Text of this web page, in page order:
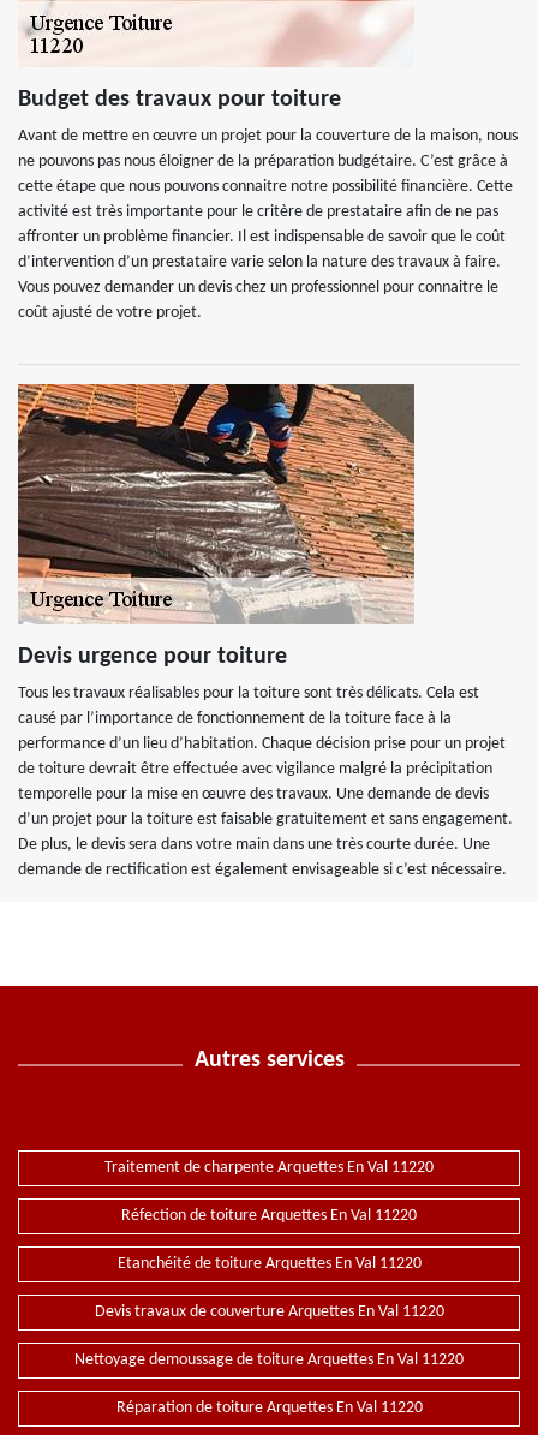
Budget des travaux pour toiture
Avant de mettre en œuvre un projet pour la couverture de la maison, nous
ne pouvons pas nous éloigner de la préparation budgétaire. C’est grâce à
cette étape que nous pouvons connaitre notre possibilité financière. Cette
activité est très importante pour le critère de prestataire afin de ne pas
affronter un problème financier. Il est indispensable de savoir que le coût
d’intervention d’un prestataire varie selon la nature des travaux à faire.
Vous pouvez demander un devis chez un professionnel pour connaitre le
coût ajusté de votre projet.
Devis urgence pour toiture
Tous les travaux réalisables pour la toiture sont très délicats. Cela est
causé par l’importance de fonctionnement de la toiture face à la
performance d’un lieu d’habitation. Chaque décision prise pour un projet
de toiture devrait être effectuée avec vigilance malgré la précipitation
temporelle pour la mise en œuvre des travaux. Une demande de devis
d’un projet pour la toiture est faisable gratuitement et sans engagement.
De plus, le devis sera dans votre main dans une très courte durée. Une
demande de rectification est également envisageable si c’est nécessaire.
Autres services
Traitement de charpente Arquettes En Val 11220
Réfection de toiture Arquettes En Val 11220
Etanchéité de toiture Arquettes En Val 11220
Devis travaux de couverture Arquettes En Val 11220
Nettoyage demoussage de toiture Arquettes En Val 11220
Réparation de toiture Arquettes En Val 11220